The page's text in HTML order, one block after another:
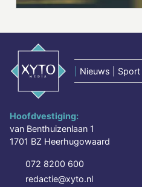
Nieuws |
Hoofdvestiging:
van Benthuizenlaan 1
1701 BZ Heerhugowaard
072 8200 600
redactie@xyto.nl